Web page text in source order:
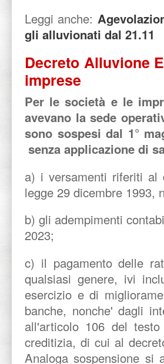
Leggi anche:
gli alluvionati dal 21.11
Decreto Alluvione
imprese
Per le società e le
avevano la sede
sono sospesi dal 1°
senza applicazione di
a) i versamenti riferiti
legge 29 dicembre 1993,
b) gli adempimenti
2023;
c) il pagamento
qualsiasi genere, ivi
esercizio e di
banche, nonche' dagli
all'articolo 106 del
creditizia, di cui al
Analoga sospensione